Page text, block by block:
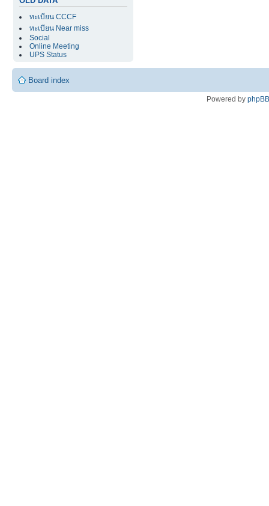
ทะเบียน CCCF
ทะเบียน Near miss
Social
Online Meeting
UPS Status
Board index
Powered by phpBB